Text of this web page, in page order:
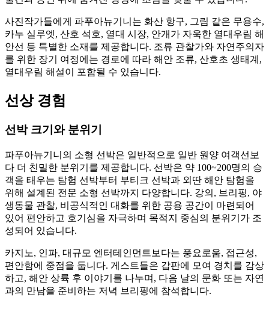
사진작가들에게 파푸아뉴기니는 화산 항구, 그림 같은 무용수,
카누 실루엣, 산호 석호, 열대 시장, 안개가 자욱한 열대우림 해
안선 등 특별한 소재를 제공합니다. 조류 관찰가와 자연주의자
를 위한 장기 여정에는 경로에 따라 해안 조류, 산호초 생태계,
열대우림 해설이 포함될 수 있습니다.
선상 경험
선박 크기와 분위기
파푸아뉴기니의 소형 선박은 일반적으로 일반 원양 여객선보
다 더 친밀한 분위기를 제공합니다. 선박은 약 100~200명의 승
객을 태우는 탐험 선박부터 부티크 선박과 외딴 해안 탐험을
위해 설계된 전문 소형 선박까지 다양합니다. 강의, 브리핑, 야
생동물 관찰, 비공식적인 대화를 위한 공용 공간이 마련되어
있어 편안하고 호기심을 자극하며 목적지 중심의 분위기가 조
성되어 있습니다.
카지노, 인파, 대규모 엔터테인먼트보다는 풍요로움, 접근성,
편안함에 중점을 둡니다. 게스트들은 갑판에 모여 경치를 감상
하고, 해안 상륙 후 이야기를 나누며, 다음 날의 문화 또는 자연
과의 만남을 준비하는 저녁 브리핑에 참석합니다.